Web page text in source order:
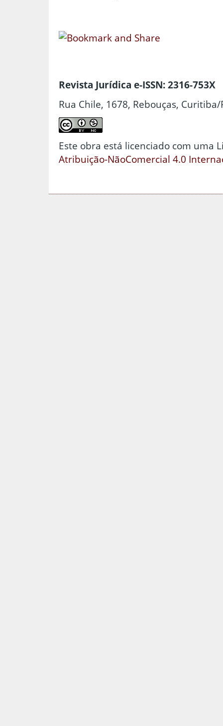
Revista Jurídica e-ISSN: 2316-753X
Rua Chile, 1678, Rebouças, Curitiba/
Este obra está licenciado com uma
Atribuição-NãoComercial 4.0